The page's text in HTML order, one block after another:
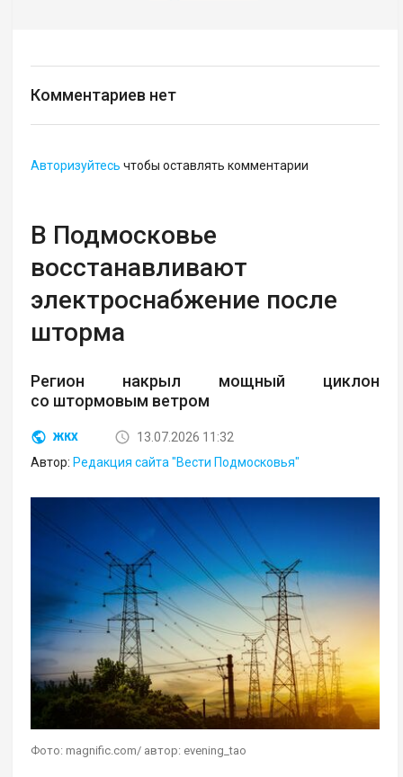
Комментариев нет
Авторизуйтесь чтобы оставлять комментарии
В Подмосковье
восстанавливают
электроснабжение после
шторма
Регион накрыл мощный циклон
со штормовым ветром
ЖКХ
13.07.2026 11:32
Автор:Редакция сайта "Вести Подмосковья"
Фото: magnific.com/ автор: evening_tao